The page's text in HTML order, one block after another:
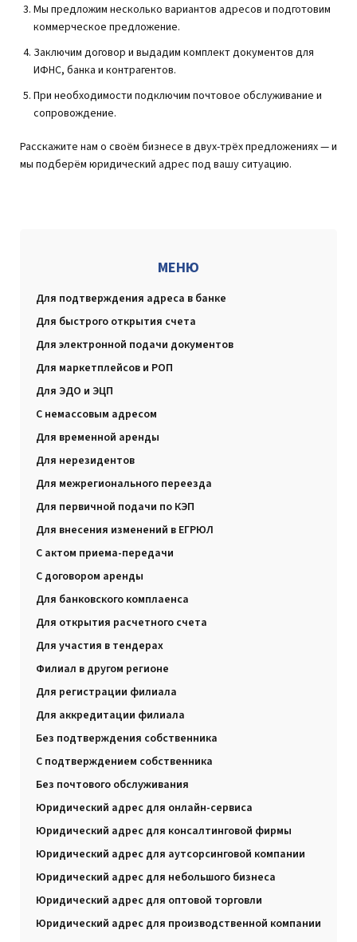
МЕНЮ
Для подтверждения адреса в банке
Для быстрого открытия счета
Для электронной подачи документов
Для маркетплейсов и РОП
Для ЭДО и ЭЦП
С немассовым адресом
Для временной аренды
Для нерезидентов
Для межрегионального переезда
Для первичной подачи по КЭП
Для внесения изменений в ЕГРЮЛ
С актом приема-передачи
С договором аренды
Для банковского комплаенса
Для открытия расчетного счета
Для участия в тендерах
Филиал в другом регионе
Для регистрации филиала
Для аккредитации филиала
Без подтверждения собственника
С подтверждением собственника
Без почтового обслуживания
Юридический адрес для онлайн-сервиса
Юридический адрес для консалтинговой фирмы
Юридический адрес для аутсорсинговой компании
Юридический адрес для небольшого бизнеса
Юридический адрес для оптовой торговли
Юридический адрес для производственной компании
Мы предложим несколько вариантов адресов и подготовим
коммерческое предложение.
Заключим договор и выдадим комплект документов для
ИФНС, банка и контрагентов.
При необходимости подключим почтовое обслуживание и
сопровождение.
Расскажите нам о своём бизнесе в двух-трёх предложениях — и
мы подберём юридический адрес под вашу ситуацию.